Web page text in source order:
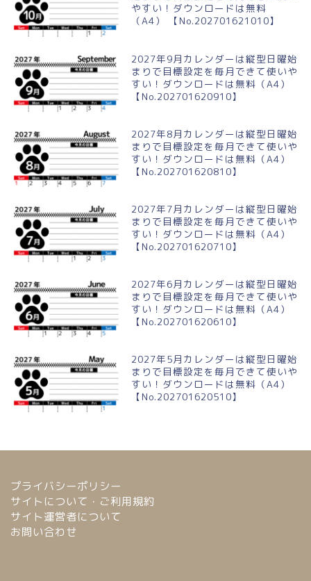
やすい！ダウンロードは無料
（A4） 【No.202701621010】
2027年9月カレンダーは縦型日曜始
まりで目標設定を毎月できて使いや
すい！ダウンロードは無料（A4）
【No.202701620910】
2027年8月カレンダーは縦型日曜始
まりで目標設定を毎月できて使いや
すい！ダウンロードは無料（A4）
【No.202701620810】
2027年7月カレンダーは縦型日曜始
まりで目標設定を毎月できて使いや
すい！ダウンロードは無料（A4）
【No.202701620710】
2027年6月カレンダーは縦型日曜始
まりで目標設定を毎月できて使いや
すい！ダウンロードは無料（A4）
【No.202701620610】
2027年5月カレンダーは縦型日曜始
まりで目標設定を毎月できて使いや
すい！ダウンロードは無料（A4）
【No.202701620510】
プライバシーポリシー
サイトについて・ご利用規約
サイト運営者について
お問い合わせ